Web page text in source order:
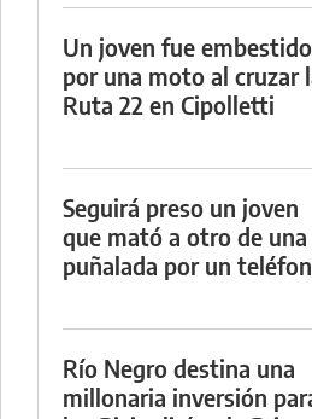
Un joven fue embestido
por una moto al cruzar
Ruta 22 en Cipolletti
Seguirá preso un joven
que mató a otro de una
puñalada por un
Río Negro destina una
millonaria inversión